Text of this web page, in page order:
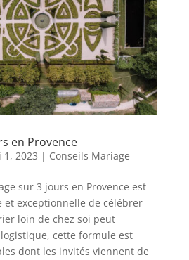
en Provence
1, 2023 | Conseils Mariage
sur 3 jours en Provence est
et exceptionnelle de célébrer
loin de chez soi peut
cette formule est
dont les invités viennent de